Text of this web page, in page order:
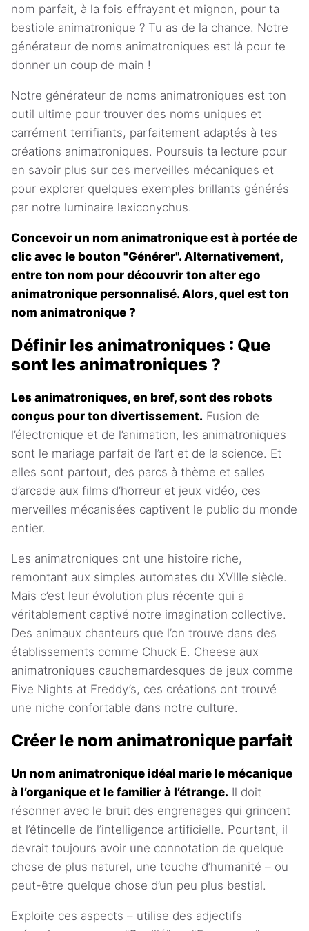
nom parfait, à la fois effrayant et mignon, pour ta
bestiole animatronique ? Tu as de la chance. Notre
générateur de noms animatroniques est là pour te
donner un coup de main !
Notre générateur de noms animatroniques est ton
outil ultime pour trouver des noms uniques et
carrément terrifiants, parfaitement adaptés à tes
créations animatroniques. Poursuis ta lecture pour
en savoir plus sur ces merveilles mécaniques et
pour explorer quelques exemples brillants générés
par notre luminaire lexiconychus.
Concevoir un nom animatronique est à portée de
clic avec le bouton "Générer". Alternativement,
entre ton nom pour découvrir ton alter ego
animatronique personnalisé. Alors, quel est ton
nom animatronique ?
Définir les animatroniques : Que
sont les animatroniques ?
Les animatroniques, en bref, sont des robots
conçus pour ton divertissement. Fusion de
l’électronique et de l’animation, les animatroniques
sont le mariage parfait de l’art et de la science. Et
elles sont partout, des parcs à thème et salles
d’arcade aux films d’horreur et jeux vidéo, ces
merveilles mécanisées captivent le public du monde
entier.
Les animatroniques ont une histoire riche,
remontant aux simples automates du XVIIIe siècle.
Mais c’est leur évolution plus récente qui a
véritablement captivé notre imagination collective.
Des animaux chanteurs que l’on trouve dans des
établissements comme Chuck E. Cheese aux
animatroniques cauchemardesques de jeux comme
Five Nights at Freddy’s, ces créations ont trouvé
une niche confortable dans notre culture.
Créer le nom animatronique parfait
Un nom animatronique idéal marie le mécanique
à l’organique et le familier à l’étrange. Il doit
résonner avec le bruit des engrenages qui grincent
et l’étincelle de l’intelligence artificielle. Pourtant, il
devrait toujours avoir une connotation de quelque
chose de plus naturel, une touche d’humanité – ou
peut-être quelque chose d’un peu plus bestial.
Exploite ces aspects – utilise des adjectifs